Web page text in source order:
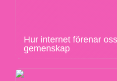
Hur internet förenar
gemenskap